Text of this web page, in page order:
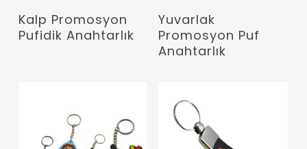
Devamını Oku
Kalp Promosyon
Pufidik Anahtarlık
Devamını Oku
Yuvarlak
Promosyon Puf
Anahtarlık